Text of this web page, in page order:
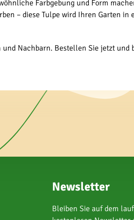
Farbgebung und Form
– diese Tulpe wird Ihren Garten in
Nachbarn. Bestellen Sie jetzt und
Newsletter
Bleiben Sie auf dem